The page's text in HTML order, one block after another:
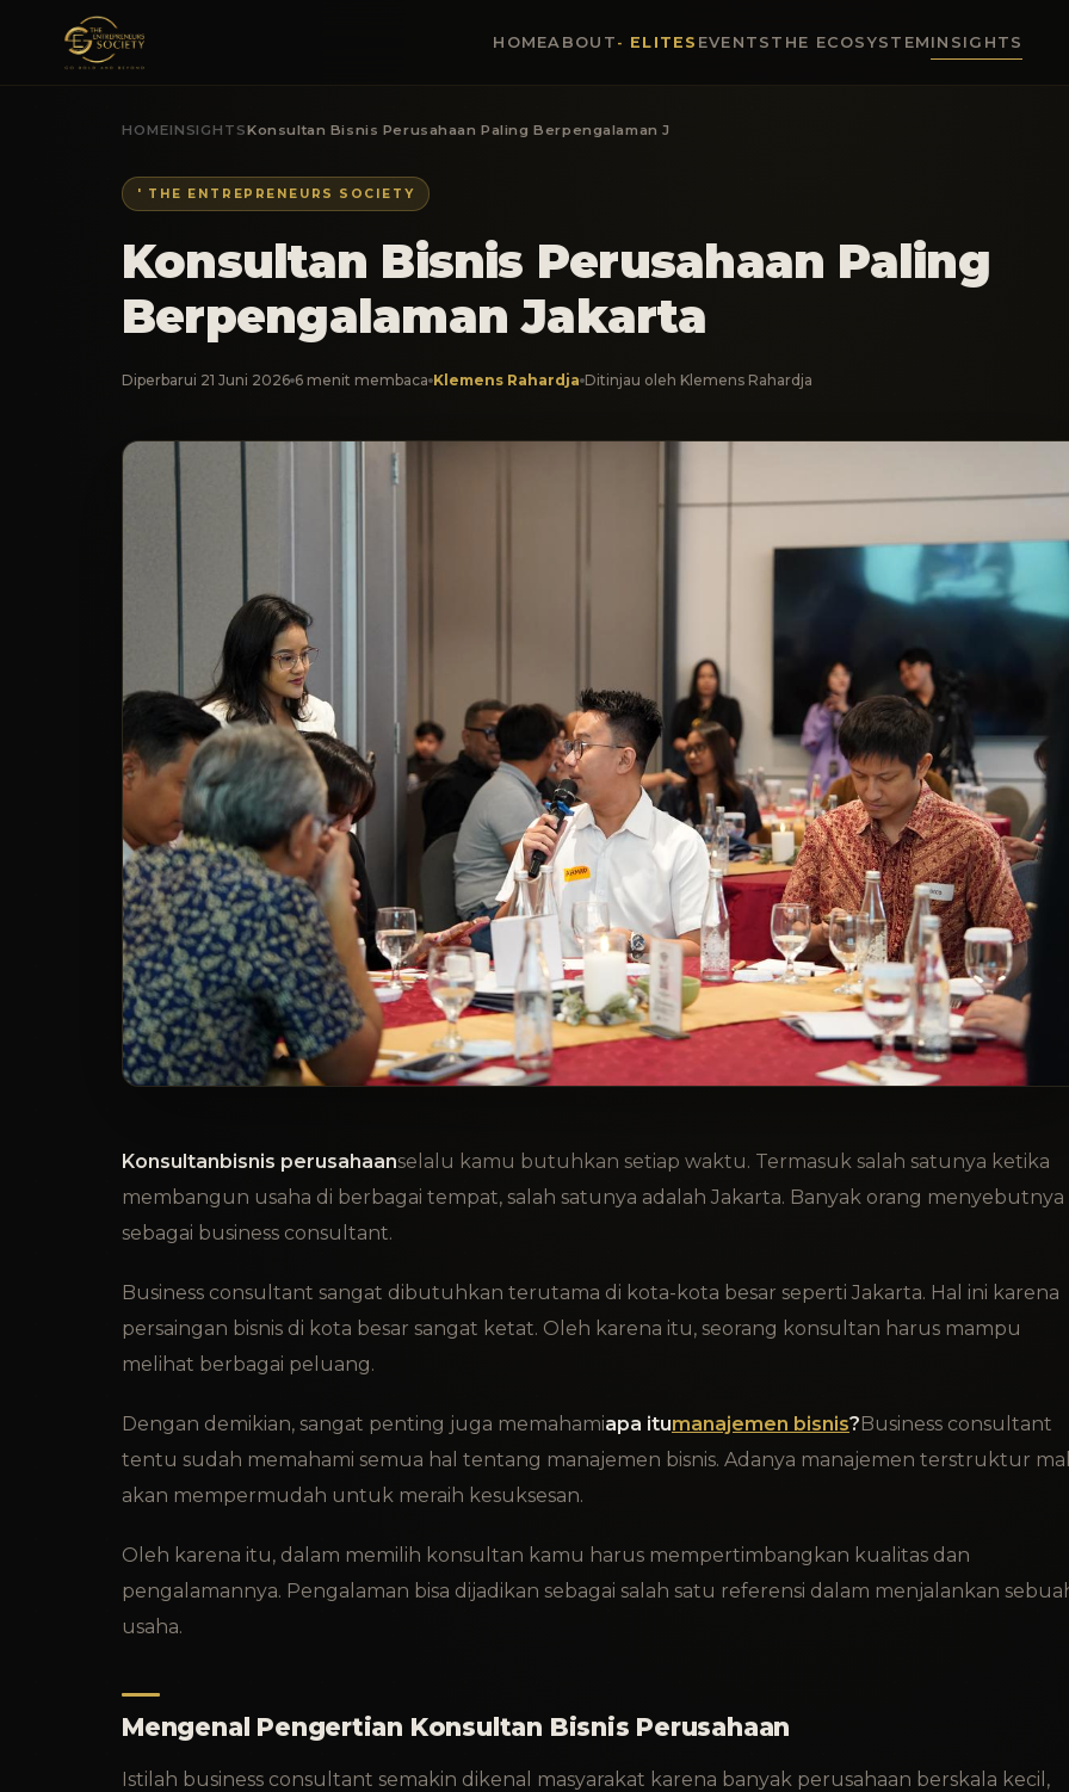
HOMEABOUT ELITES EVENTS THE ECOSYSTEM INSIGHTS
HOMEINSIGHTSKonsultan Bisnis Perusahaan Paling Berpengalaman J
' THE ENTREPRENEURS SOCIETY
Konsultan Bisnis Perusahaan Paling
Berpengalaman Jakarta
Diperbarui 21 Juni 2026 6 menit membaca Klemens Rahardja Ditinjau oleh Klemens Rahardja
Konsultanbisnis perusahaanselalu kamu butuhkan setiap waktu. Termasuk salah satunya ketika
membangun usaha di berbagai tempat, salah satunya adalah Jakarta. Banyak orang menyebutnya
sebagai business consultant.
Business consultant sangat dibutuhkan terutama di kota-kota besar seperti Jakarta. Hal ini karena
persaingan bisnis di kota besar sangat ketat. Oleh karena itu, seorang konsultan harus mampu
melihat berbagai peluang.
Dengan demikian, sangat penting juga memahamiapa itumanajemen bisnis?Business consultant
tentu sudah memahami semua hal tentang manajemen bisnis. Adanya manajemen terstruktur
akan mempermudah untuk meraih kesuksesan.
Oleh karena itu, dalam memilih konsultan kamu harus mempertimbangkan kualitas dan
pengalamannya. Pengalaman bisa dijadikan sebagai salah satu referensi dalam menjalankan
usaha.
Mengenal Pengertian Konsultan Bisnis Perusahaan
Istilah business consultant semakin dikenal masyarakat karena banyak perusahaan berskala kecil,